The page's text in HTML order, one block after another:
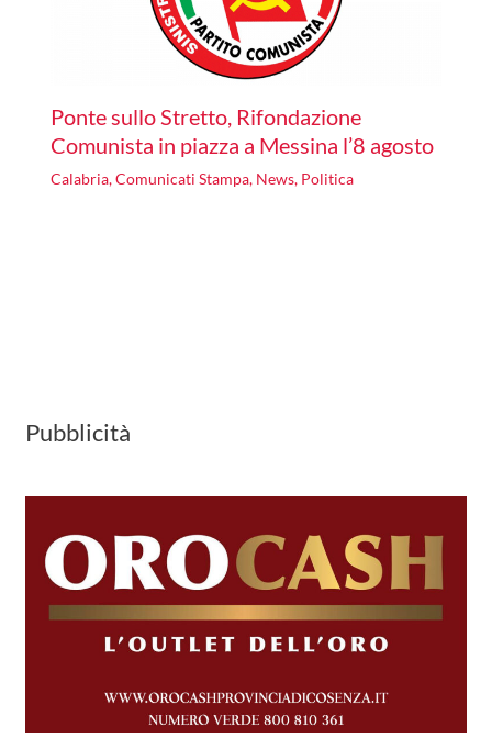
Ponte sullo Stretto, Rifondazione
Comunista in piazza a Messina l’8 agosto
Calabria,Comunicati Stampa, News, Politica
Pubblicità